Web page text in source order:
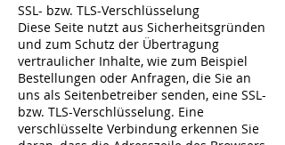
SSL- bzw. TLS-Verschlüsselung
Diese Seite nutzt aus Sicherheitsgründen
und zum Schutz der Übertragung
vertraulicher Inhalte, wie zum Beispiel
Bestellungen oder Anfragen, die Sie an
uns als Seitenbetreiber senden, eine SSL-
bzw. TLS-Verschlüsselung. Eine
verschlüsselte Verbindung erkennen Sie